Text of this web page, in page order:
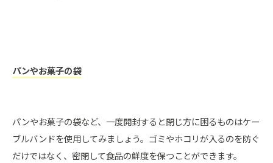
パンやお菓子の袋
パンやお菓子の袋など、一度開封すると閉じ方に困るものはケー
ブルバンドを使用してみましょう。ゴミやホコリが入るのを防ぐ
だけではなく、密閉して食品の鮮度を保つことができます。